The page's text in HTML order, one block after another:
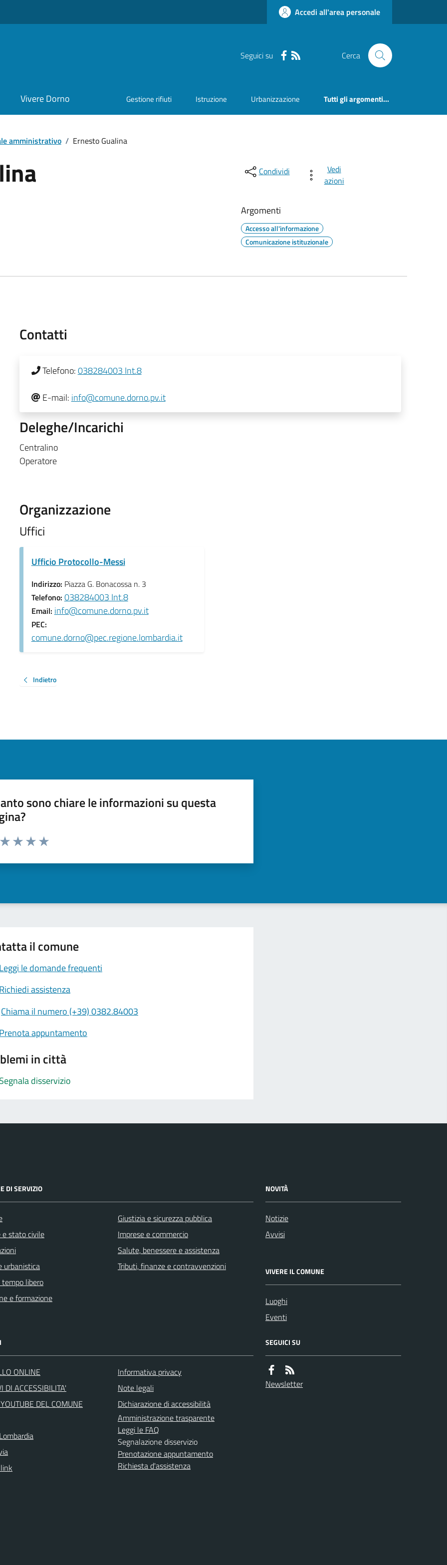
Accedi all'area personale
Seguici su Cerca
Vivere Dorno Gestione rifiuti Istruzione Urbanizzazione Tutti gli argomenti...
amministrativo / Ernesto Gualina
Condividi
Vedi
azioni
Argomenti
Accesso all'informazione
Comunicazione istituzionale
Contatti
Telefono:038284003 Int.8
E-mail: info@comune.dorno.pv.it
Deleghe/Incarichi
Centralino
Operatore
Organizzazione
Uffici
Ufficio Protocollo-Messi
Indirizzo: Piazza G. Bonacossa n. 3
Telefono: 038284003 Int.8
Email: info@comune.dorno.pv.it
PEC:
comune.dorno@pec.regione.lombardia.it
Indietro
sono chiare le informazioni su questa
da 1 a 5 stelle la pagina
il comune
Leggi le domande frequenti
Richiedi assistenza
Chiama il numero (+39) 0382.84003
Prenota appuntamento
in città
Segnala disservizio
DI SERVIZIO
e stato civile
urbanistica
libero
e formazione
Giustizia e sicurezza pubblica
Imprese e commercio
Salute, benessere e assistenza
Tributi, finanze e contravvenzioni
NOVITÀ
Notizie
Avvisi
VIVERE IL COMUNE
Luoghi
Eventi
ONLINE
DI ACCESSIBILITA'
DEL COMUNE
Informativa privacy
Note legali
Dichiarazione di accessibilità
Amministrazione trasparente
Leggi le FAQ
Segnalazione disservizio
Prenotazione appuntamento
Richiesta d'assistenza
SEGUICI SU
Newsletter